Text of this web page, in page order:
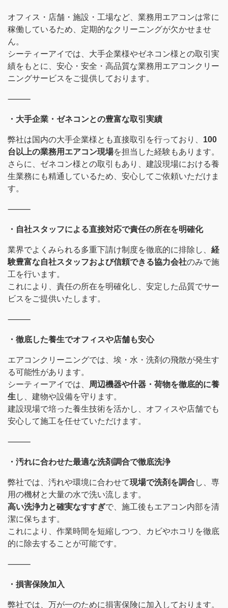
オフィス・店舗・施設・工場など、業務用エアコンは常に
稼働しているため、定期的なクリーニングが欠かせませ
ん。
シーティーアイでは、大手企業様やゼネコン様との取引実
績をもとに、安心・安全・高品質な業務用エアコンクリー
ニングサービスをご提供しております。
⸻
・大手企業・ゼネコンとの豊富な取引実績
弊社は国内の大手企業様とも直接取引を行っており、 100
台以上の業務用エアコン現場を担当した経験もあります。
さらに、ゼネコン様との取引もあり、建設現場における養
生業務にも精通しているため、安心してご依頼いただけま
す。
⸻
・自社スタッフによる直接対応で責任の所在を明確化
業界でよくみられる多重下請け制度を徹底的に排除し、 経
験豊富な自社スタッフおよび信頼できる協力会社のみで施
工を行います。
これにより、責任の所在を明確化し、安定した品質でサー
ビスをご提供いたします。
⸻
・徹底した養生でオフィスや店舗も安心
エアコンクリーニングでは、埃・水・洗剤の飛散が発生す
る可能性があります。
シーティーアイでは、
周辺機器や什器・荷物を徹底的に養
生 し、建物や設備を守ります。
建設現場で培った養生技術を活かし、オフィスや店舗でも
安心して施工を任せていただけます。
⸻
・汚れに合わせた最適な洗剤調合で徹底洗浄
弊社では、汚れや環境に合わせて現場で洗剤を調合し、専
用の機材と大量の水で洗い流します。
高い洗浄力と確実なすすぎで、施工後もエアコン内部を清
潔に保ちます。
これにより、作業時間を短縮しつつ、カビやホコリを徹底
的に除去することが可能です。
⸻
・損害保険加入
弊社では、万が一のために損害保険に加入しております。